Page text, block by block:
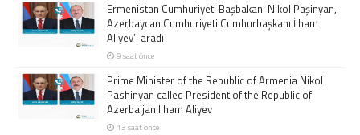
Ermenistan Cumhuriyeti Başbakanı Nikol Paşinyan,
Azerbaycan Cumhuriyeti Cumhurbaşkanı İlham
Aliyev’i aradı
9 saat önce
Prime Minister of the Republic of Armenia Nikol
Pashinyan called President of the Republic of
Azerbaijan Ilham Aliyev
13 saat önce